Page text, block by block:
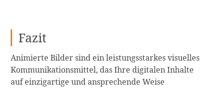
Fazit
Animierte Bilder sind ein leistungsstarkes visuelles
Kommunikationsmittel, das Ihre digitalen Inhalte
auf einzigartige und ansprechende Weise